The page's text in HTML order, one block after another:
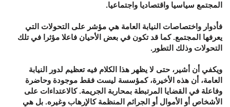
المجتمع سياسيا واقتصاديا واجتماعيا.
فأدوار واختصاصات النيابة العامة هي مؤشر على التحولات التي
يعرفها المجتمع. كما قد تكون في بعض الأحيان فاعلا مؤثرا في تلك
التحولات وذلك التطور.
ويكفي أن أشير، حتى لا يظهر هذا الكلام فيه تعظيم لدور النيابة
العامة، أن هذه الأخيرة، كمؤسسة ليست فقط موجودة وحاضرة
وفاعلة في القضايا المرتبطة بمحاربة الجريمة. كالاعتداءات على
الأشخاص أو الأموال أو الجرائم المنظمة كالإرهاب وغيره. بل هي